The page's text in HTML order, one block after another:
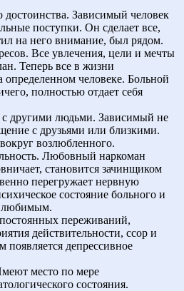
достоинства. Зависимый человек
поступки. Он сделает все,
на него внимание, был рядом.
Все увлечения, цели и мечты
Теперь все в жизни
определенном человеке. Больной
полностью отдает себя
другими людьми. Зависимый не
с друзьями или близкими.
возлюбленного.
Любовный наркоман
становится зачинщиком
перегружает нервную
состояние больного и
любимым.
переживаний,
действительности, ссор и
депрессивное
место по мере
состояния.